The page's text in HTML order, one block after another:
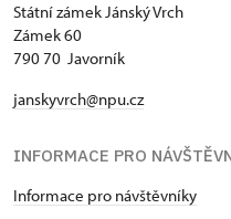
Státní zámek Jánský Vrch
Zámek 60
790 70 Javorník
janskyvrch@npu.cz
INFORMACE PRO
Informace pro návštěvníky